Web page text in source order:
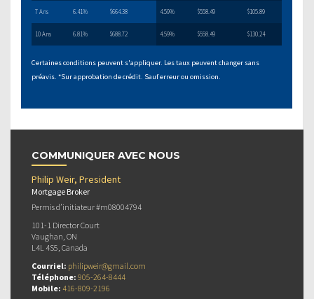
7 Ans 6.41% $664.38 4.59% $558.49 $105.89
10 Ans 6.81% $688.72 4.59% $558.49 $130.24
Certaines conditions peuvent s'appliquer. Les taux peuvent changer sans
préavis. *Sur approbation de crédit. Sauf erreur ou omission.
COMMUNIQUER AVEC NOUS
Philip Weir, President
Mortgage Broker
Permis d’initiateur #m08004794
101-1 Director Court
Vaughan, ON
L4L 4S5, Canada
Courriel: philipweir@gmail.com
Téléphone: 905-264-8444
Mobile: 416-809-2196